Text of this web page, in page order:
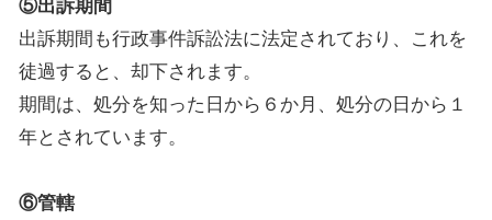
⑤出訴期間
出訴期間も行政事件訴訟法に法定されており、これを
徒過すると、却下されます。
期間は、処分を知った日から６か月、処分の日から１
年とされています。
⑥管轄